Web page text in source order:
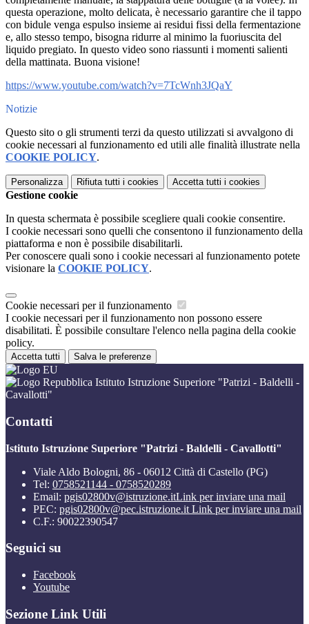
questa operazione, molto delicata, è necessario garantire che il tappo
con bidule venga espulso insieme ai residui fissi della fermentazione
e, allo stesso tempo, bisogna ridurre al minimo la fuoriuscita del
liquido pregiato. In questo video sono riassunti i momenti salienti
della mattinata. Buona visione!
https://www.youtube.com/watch?v=7TcWnh3JQaY
Notizie
Questo sito o gli strumenti terzi da questo utilizzati si avvalgono di
cookie necessari al funzionamento ed utili alle finalità illustrate nella
COOKIE POLICY.
Personalizza Rifiuta tutti i cookies Accetta tutti i cookies
Gestione cookie
In questa schermata è possibile scegliere quali cookie consentire.
I cookie necessari sono quelli che consentono il funzionamento della
piattaforma e non è possibile disabilitarli.
Per conoscere quali sono i cookie necessari al funzionamento potete
visionare la COOKIE POLICY.
Cookie necessari per il funzionamento
I cookie necessari per il funzionamento non possono essere
disabilitati. È possibile consultare l'elenco nella pagina della cookie
policy.
Accetta tutti Salva le preferenze
Istituto Istruzione Superiore "Patrizi - Baldelli -
Cavallotti"
Contatti
Istituto Istruzione Superiore "Patrizi - Baldelli - Cavallotti"
Viale Aldo Bologni, 86 - 06012 Città di Castello (PG)
Tel: 0758521144 - 0758520289
Email: pgis02800v@istruzione.itLink per inviare una mail
PEC: pgis02800v@pec.istruzione.it Link per inviare una mail
C.F.: 90022390547
Seguici su
Facebook
Youtube
Sezione Link Utili